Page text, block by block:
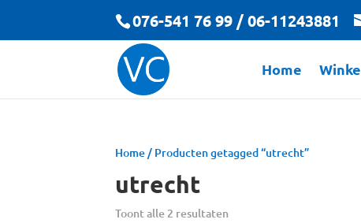
076-541 76 99 / 06-11243881
Home
Home/ Producten getagged “utrecht”
utrecht
Toont alle 2 resultaten